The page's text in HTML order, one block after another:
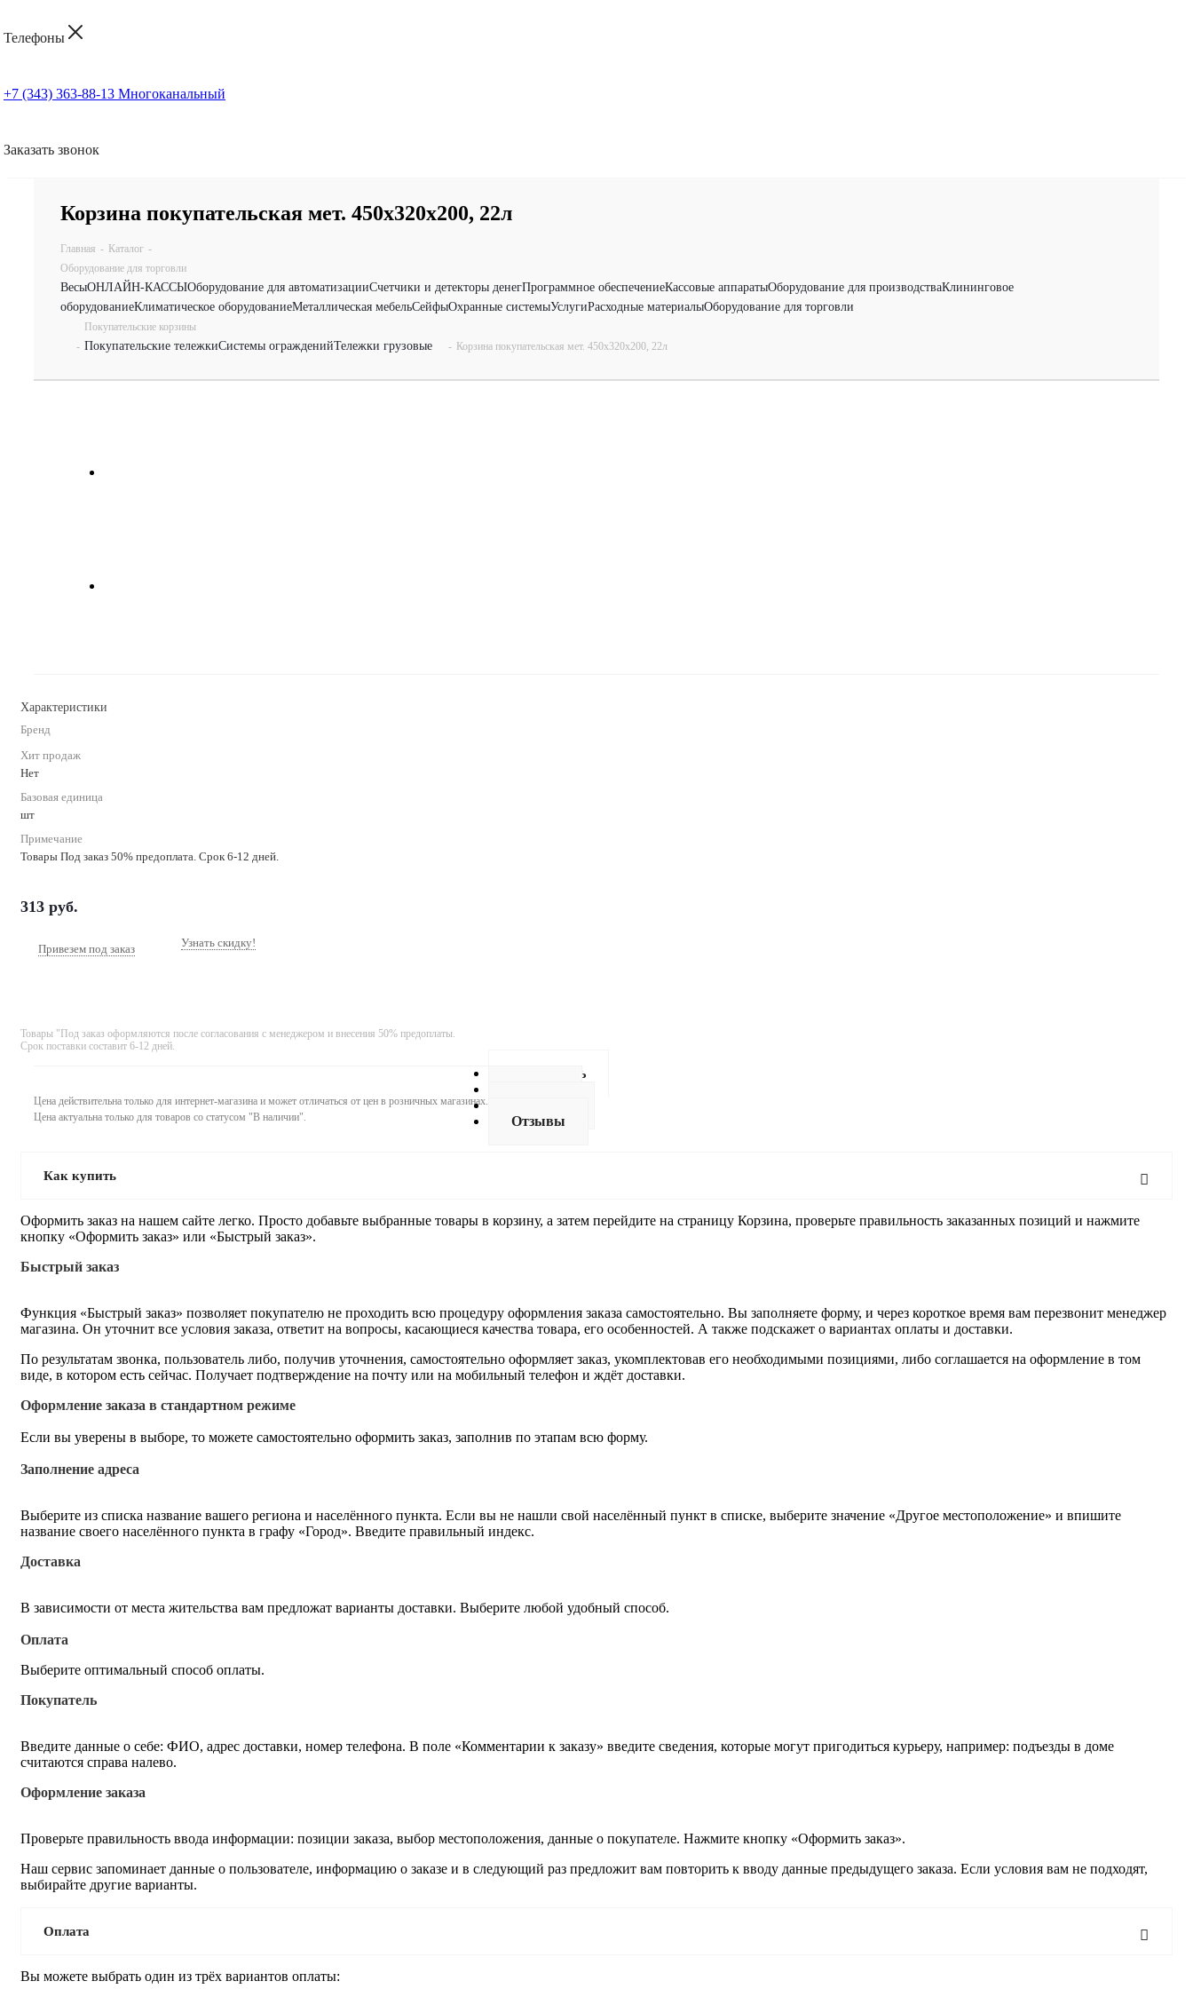
Телефоны
+7 (343) 363-88-13 Многоканальный
Заказать звонок
Корзина покупательская мет. 450х320х200, 22л
Главная - Каталог -
Оборудование для торговли
ВесыОНЛАЙН-КАССЫОборудование для автоматизацииСчетчики и детекторы денегПрограммное обеспечениеКассовые аппаратыОборудование для производстваКлининговое
оборудованиеКлиматическое оборудованиеМеталлическая мебельСейфыОхранные системыУслугиРасходные материалыОборудование для торговли
-
Покупательские корзины
Покупательские тележкиСистемы огражденийТележки грузовые - Корзина покупательская мет. 450х320х200, 22л
Характеристики
Бренд
Хит продаж
Нет
Базовая единица
шт
Примечание
Товары Под заказ 50% предоплата. Срок 6-12 дней.
313 руб.
Привезем под заказ Узнать скидку!
Товары "Под заказ оформляются после согласования с менеджером и внесения 50% предоплаты.
Срок поставки составит 6-12 дней.
Цена действительна только для интернет-магазина и может отличаться от цен в розничных магазинах.
Цена актуальна только для товаров со статусом "В наличии".
Как купить
Отзывы
Как купить
Оформить заказ на нашем сайте легко. Просто добавьте выбранные товары в корзину, а затем перейдите на страницу Корзина, проверьте правильность заказанных позиций и нажмите
кнопку «Оформить заказ» или «Быстрый заказ».
Быстрый заказ
Функция «Быстрый заказ» позволяет покупателю не проходить всю процедуру оформления заказа самостоятельно. Вы заполняете форму, и через короткое время вам перезвонит менеджер
магазина. Он уточнит все условия заказа, ответит на вопросы, касающиеся качества товара, его особенностей. А также подскажет о вариантах оплаты и доставки.
По результатам звонка, пользователь либо, получив уточнения, самостоятельно оформляет заказ, укомплектовав его необходимыми позициями, либо соглашается на оформление в том
виде, в котором есть сейчас. Получает подтверждение на почту или на мобильный телефон и ждёт доставки.
Оформление заказа в стандартном режиме
Если вы уверены в выборе, то можете самостоятельно оформить заказ, заполнив по этапам всю форму.
Заполнение адреса
Выберите из списка название вашего региона и населённого пункта. Если вы не нашли свой населённый пункт в списке, выберите значение «Другое местоположение» и впишите
название своего населённого пункта в графу «Город». Введите правильный индекс.
Доставка
В зависимости от места жительства вам предложат варианты доставки. Выберите любой удобный способ.
Оплата
Выберите оптимальный способ оплаты.
Покупатель
Введите данные о себе: ФИО, адрес доставки, номер телефона. В поле «Комментарии к заказу» введите сведения, которые могут пригодиться курьеру, например: подъезды в доме
считаются справа налево.
Оформление заказа
Проверьте правильность ввода информации: позиции заказа, выбор местоположения, данные о покупателе. Нажмите кнопку «Оформить заказ».
Наш сервис запоминает данные о пользователе, информацию о заказе и в следующий раз предложит вам повторить к вводу данные предыдущего заказа. Если условия вам не подходят,
выбирайте другие варианты.
Оплата
Вы можете выбрать один из трёх вариантов оплаты: